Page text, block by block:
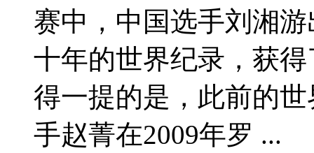
赛中，中国选手刘湘
十年的世界纪录，获
得一提的是，此前的
手赵菁在2009年罗 ...